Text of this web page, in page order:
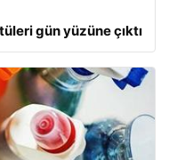
gün yüzüne çıktı